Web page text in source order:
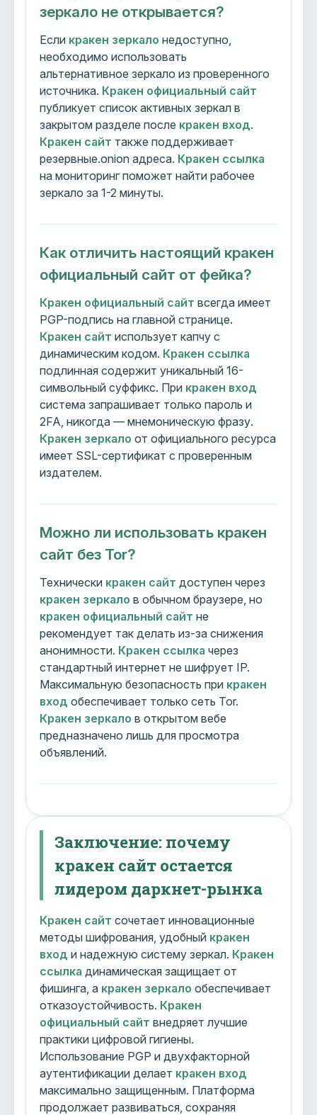
зеркало не открывается?
Если кракен зеркало недоступно,
необходимо использовать
альтернативное зеркало из проверенного
источника. Кракен официальный сайт
публикует список активных зеркал в
закрытом разделе после кракен вход.
Кракен сайт также поддерживает
резервные.onion адреса. Кракен ссылка
на мониторинг поможет найти рабочее
зеркало за 1-2 минуты.
Как отличить настоящий кракен
официальный сайт от фейка?
Кракен официальный сайт всегда имеет
PGP-подпись на главной странице.
Кракен сайт использует капчу с
динамическим кодом. Кракен ссылка
подлинная содержит уникальный 16-
символьный суффикс. При кракен вход
система запрашивает только пароль и
2FA, никогда — мнемоническую фразу.
Кракен зеркало от официального ресурса
имеет SSL-сертификат с проверенным
издателем.
Можно ли использовать кракен
сайт без Tor?
Технически кракен сайт доступен через
кракен зеркало в обычном браузере, но
кракен официальный сайт не
рекомендует так делать из-за снижения
анонимности. Кракен ссылка через
стандартный интернет не шифрует IP.
Максимальную безопасность при кракен
вход обеспечивает только сеть Tor.
Кракен зеркало в открытом вебе
предназначено лишь для просмотра
объявлений.
Заключение: почему
кракен сайт остается
лидером даркнет-рынка
Кракен сайт сочетает инновационные
методы шифрования, удобный кракен
вход и надежную систему зеркал. Кракен
ссылка динамическая защищает от
фишинга, а кракен зеркало обеспечивает
отказоустойчивость. Кракен
официальный сайт внедряет лучшие
практики цифровой гигиены.
Использование PGP и двухфакторной
аутентификации делает кракен вход
максимально защищенным. Платформа
продолжает развиваться, сохраняя